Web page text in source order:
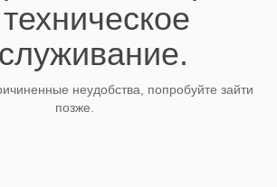
неудобства, попробуйте зайти
позже.